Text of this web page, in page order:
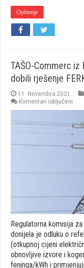
Opširnije
TAŠO-Commerc iz
dobili rješenje
11. Novembra 2021.
Komentari isključeni
iz
za
Regulatorna komisija
donijela je odluku o
(otkupnoj cijeni
obnovljive izvore i
feninga/kWh i